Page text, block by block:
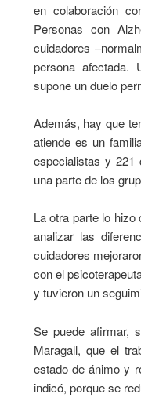
en colaboración
Personas con
cuidadores
persona afectada.
supone un duelo
Además, hay que
atiende es un
especialistas y 221
una parte de los
La otra parte lo
analizar las
cuidadores
con el
y tuvieron un
Se puede afirmar,
Maragall, que el
estado de ánimo y
indicó, porque se